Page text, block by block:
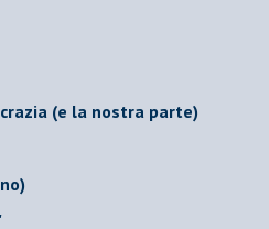
(e la nostra parte)